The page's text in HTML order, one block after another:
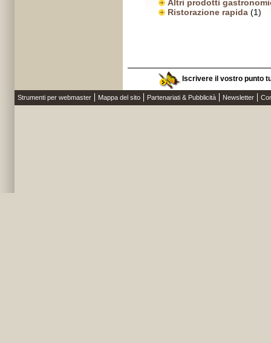
Altri prodotti
Ristorazione rapida (1)
Iscrivere il vostro punto
Strumenti per webmaster Mappa del sito Partenariati & Pubblicità Newsletter